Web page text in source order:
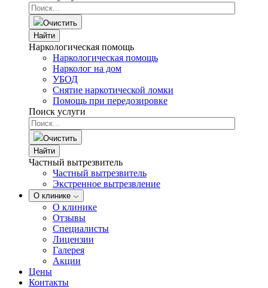
Очистить
Найти
Наркологическая помощь
Наркологическая помощь
Нарколог на дом
УБОД
Снятие наркотической ломки
Помощь при передозировке
Поиск услуги
Очистить
Найти
Частный вытрезвитель
Частный вытрезвитель
Экстренное вытрезвление
О клинике
О клинике
Отзывы
Специалисты
Лицензии
Галерея
Акции
Цены
Контакты